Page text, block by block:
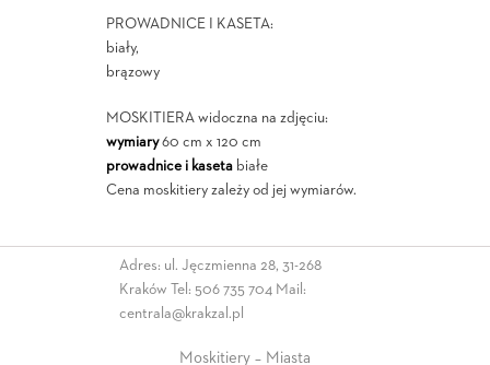
PROWADNICE I KASETA:
biały,
brązowy
MOSKITIERA widoczna na zdjęciu:
wymiary60 cm x 120 cm
prowadnice i kasetabiałe
Cena moskitiery zależy od jej wymiarów.
Adres: ul. Jęczmienna 28, 31-268
Kraków Tel: 506 735 704 Mail:
centrala@krakzal.pl
Moskitiery – Miasta